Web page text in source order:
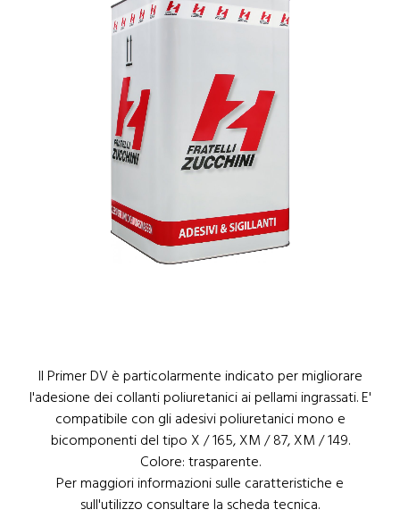
Il Primer DV è particolarmente indicato per migliorare
l'adesione dei collanti poliuretanici ai pellami ingrassati. E'
compatibile con gli adesivi poliuretanici mono e
bicomponenti del tipo X / 165, XM / 87, XM / 149.
Colore: trasparente.
Per maggiori informazioni sulle caratteristiche e
sull'utilizzo consultare la scheda tecnica.